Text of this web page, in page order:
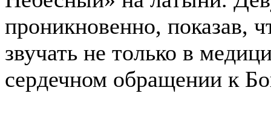
проникновенно, показав,
звучать не только в
сердечном обращении к